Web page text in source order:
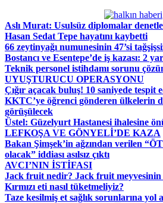
Aslı Murat: Usulsüz diplomalar
Hasan Sedat Tepe hayatını kaybetti
66 zeytinyağı numunesinin 47’si
Bostancı ve Esentepe’de iş kazası: 2
Teknik personel istihdamı sorunu
UYUŞTURUCU OPERASYONU
Çığır açacak buluş! 10 saniyede tespit
KKTC’ye öğrenci gönderen ülkelerin
görüşülecek
Üstel: Güzelyurt Hastanesi ihalesine
LEFKOŞA VE GÖNYELİ’DE KAZA
Bakan Şimşek’in ağzından verilen
olacak” iddiası asılsız çıktı
AVCI’NIN İSTİFASI
Jack fruit nedir? Jack fruit meyvesinin
Kırmızı eti nasıl tüketmeliyiz?
Taze kesilmiş et sağlık sorunlarına yol